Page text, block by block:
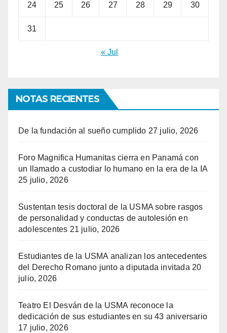
24 25 26 27 28 29 30
31
« Jul
NOTAS RECIENTES
De la fundación al sueño cumplido 27 julio, 2026
Foro Magnifica Humanitas cierra en Panamá con
un llamado a custodiar lo humano en la era de la IA
25 julio, 2026
Sustentan tesis doctoral de la USMA sobre rasgos
de personalidad y conductas de autolesión en
adolescentes 21 julio, 2026
Estudiantes de la USMA analizan los antecedentes
del Derecho Romano junto a diputada invitada 20
julio, 2026
Teatro El Desván de la USMA reconoce la
dedicación de sus estudiantes en su 43 aniversario
17 julio, 2026